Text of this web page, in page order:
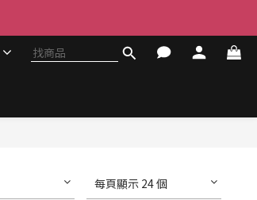
每頁顯示 24 個